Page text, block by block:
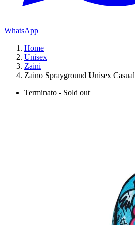
WhatsApp
Home
Unisex
Zaini
Zaino Sprayground Unisex Casual
Terminato - Sold out